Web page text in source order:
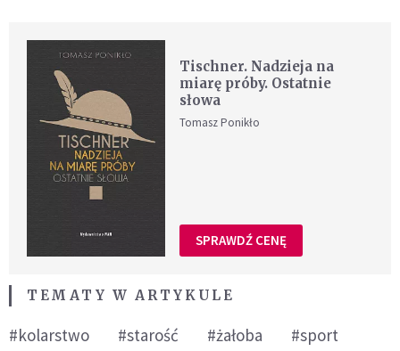
Tischner. Nadzieja na
miarę próby. Ostatnie
słowa
Tomasz Ponikło
SPRAWDŹ CENĘ
TEMATY W ARTYKULE
#kolarstwo #starość #żałoba
#sport